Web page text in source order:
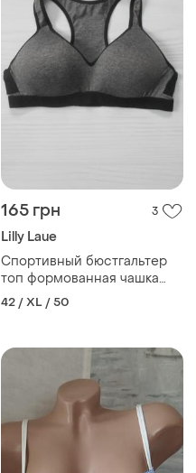
165 грн 3
Lilly Laue
Спортивный бюстгальтер
топ формованная чашка
85a 🌺
42 / XL / 50